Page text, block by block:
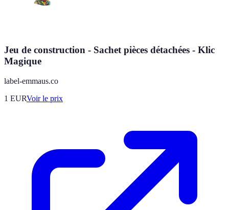
Jeu de construction - Sachet pièces détachées - Klic
Magique
label-emmaus.co
1 EURVoir le prix